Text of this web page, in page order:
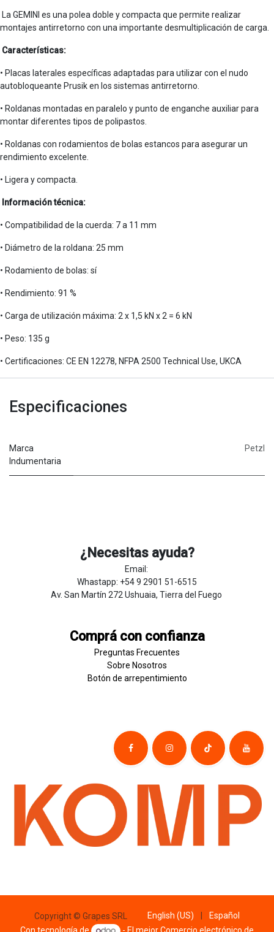
La GEMINI es una polea doble y compacta que permite realizar
montajes antirretorno con una importante desmultiplicación de carga.
Características:
• Placas laterales específicas adaptadas para utilizar con el nudo
autobloqueante Prusik en los sistemas antirretorno.
• Roldanas montadas en paralelo y punto de enganche auxiliar para
montar diferentes tipos de polipastos.
• Roldanas con rodamientos de bolas estancos para asegurar un
rendimiento excelente.
• Ligera y compacta.
Información técnica:
• Compatibilidad de la cuerda: 7 a 11 mm
• Diámetro de la roldana: 25 mm
• Rodamiento de bolas: sí
• Rendimiento: 91 %
• Carga de utilización máxima: 2 x 1,5 kN x 2 = 6 kN
• Peso: 135 g
• Certificaciones: CE EN 12278, NFPA 2500 Technical Use, UKCA
Especificaciones
Marca
Indumentaria
Petzl
¿Necesitas ayuda?
Email:
Whastapp: +54 9 2901 51-6515
Av. San Martín 272 Ushuaia, Tierra del Fuego
Comprá con confianza
Preguntas Frecuentes
Sobre Nosotros
Botón de ​arrepentim​​​iento
Copyright © Grapes SRL English (US)
Español